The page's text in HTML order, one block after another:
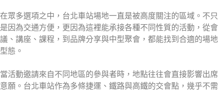
在眾多選項之中，台北車站場地一直是被高度關注的區域。不只
是因為交通方便，更因為這裡能承接各種不同性質的活動，從會
議、講座、課程，到品牌分享與中型聚會，都能找到合適的場地
型態。
當活動邀請來自不同地區的參與者時，地點往往會直接影響出席
意願。台北車站作為多條捷運、鐵路與高鐵的交會點，幾乎不需